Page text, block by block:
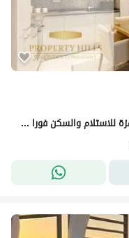
كابينه صف اول عالبحر متشطبة بالكامل وجاهزة للاستلام والسكن فورا بأقل من سعرها الاصلي